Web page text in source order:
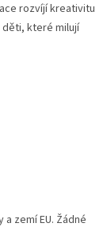
rozvíjí kreativitu
které milují
zemí EU. Žádné